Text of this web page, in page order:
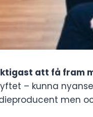
att få fram
– kunna
men